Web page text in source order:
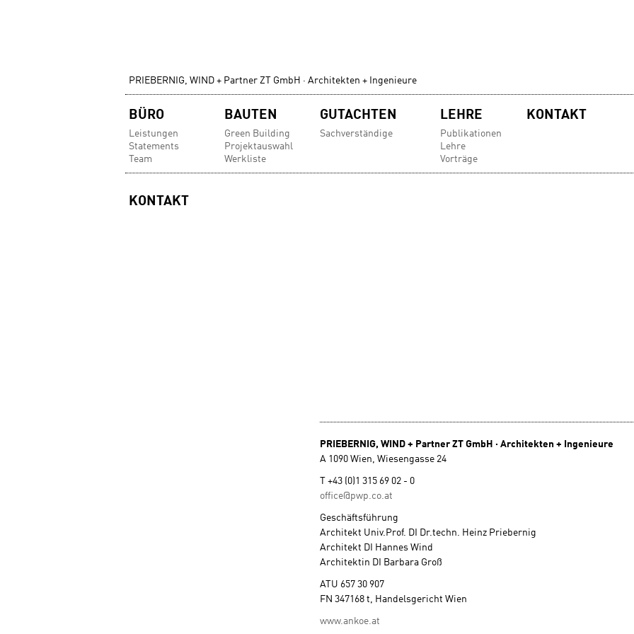
PRIEBERNIG, WIND + Partner ZT GmbH · Architekten + Ingenieure
Navigation
überspringen
BÜRO
Leistungen
Statements
Team
BAUTEN
Green Building
Projektauswahl
Werkliste
GUTACHTEN
Sachverständige
LEHRE
Publikationen
Lehre
Vorträge
KONTAKT
PRIEBERNIG, WIND + Partner ZT GmbH · Architekten + Ingenieure
A 1090 Wien, Wiesengasse 24
T +43 (0)1 315 69 02 - 0
office@pwp.co.at
Geschäftsführung
Architekt Univ.Prof. DI Dr.techn. Heinz Priebernig
Architekt DI Hannes Wind
Architektin DI Barbara Groß
ATU 657 30 907
FN 347168 t, Handelsgericht Wien
www.ankoe.at
KONTAKT